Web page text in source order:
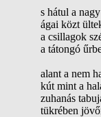
s hátul a
ágai közt
a csillagok
a tátongó
alant a nem
kút mint a
zuhanás
tükrében